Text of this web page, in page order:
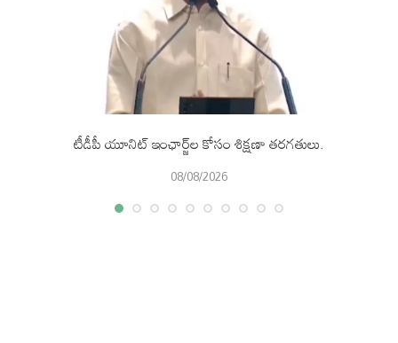
టీడీపీ యూనిట్ ఇంఛార్జ్‌ల కోసం శిక్షణా తరగతులు.
08/08/2026